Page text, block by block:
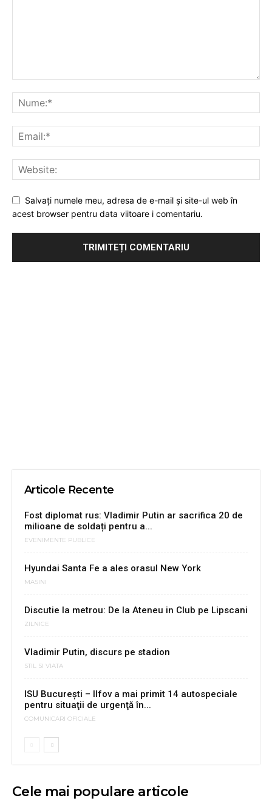
Salvați numele meu, adresa de e-mail și site-ul web în
acest browser pentru data viitoare i comentariu.
Articole Recente
Fost diplomat rus: Vladimir Putin ar sacrifica 20 de
milioane de soldați pentru a...
EVENIMENTE PUBLICE
Hyundai Santa Fe a ales orasul New York
MASINI
Discutie la metrou: De la Ateneu in Club pe Lipscani
ZILNICE
Vladimir Putin, discurs pe stadion
STIL SI VIATA
ISU Bucureşti – Ilfov a mai primit 14 autospeciale
pentru situaţii de urgenţă în...
COMUNICARI OFICIALE
Cele mai populare articole